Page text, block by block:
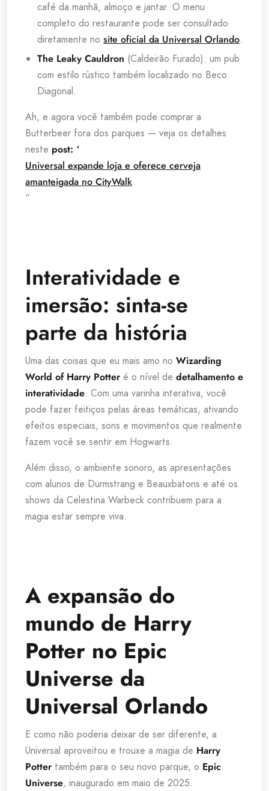
café da manhã, almoço e jantar. O menu
completo do restaurante pode ser consultado
diretamente no site oficial da Universal Orlando.
The Leaky Cauldron (Caldeirão Furado): um pub
com estilo rústico também localizado no Beco
Diagonal.
Ah, e agora você também pode comprar a
Butterbeer fora dos parques — veja os detalhes
neste post: ‘
Universal expande loja e oferece cerveja
amanteigada no CityWalk
“
Interatividade e
imersão: sinta-se
parte da história
Uma das coisas que eu mais amo no Wizarding
World of Harry Potter é o nível de detalhamento e
interatividade. Com uma varinha interativa, você
pode fazer feitiços pelas áreas temáticas, ativando
efeitos especiais, sons e movimentos que realmente
fazem você se sentir em Hogwarts.
Além disso, o ambiente sonoro, as apresentações
com alunos de Durmstrang e Beauxbatons e até os
shows da Celestina Warbeck contribuem para a
magia estar sempre viva.
A expansão do
mundo de Harry
Potter no Epic
Universe da
Universal Orlando
E como não poderia deixar de ser diferente, a
Universal aproveitou e trouxe a magia de Harry
Potter também para o seu novo parque, o Epic
Universe, inaugurado em maio de 2025.